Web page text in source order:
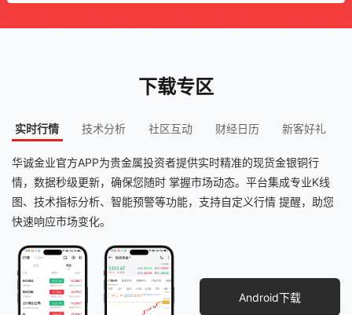
下载专区
实时行情 技术分析 社区互动 财经日历 新客好礼
华诚金业官方APP为贵金属投资者提供实时精准的现货金银铜行
情，数据秒级更新，确保您随时 掌握市场动态。平台集成专业K线
图、技术指标分析、智能预警等功能，支持自定义行情 提醒，助您
快速响应市场变化。
Android下载